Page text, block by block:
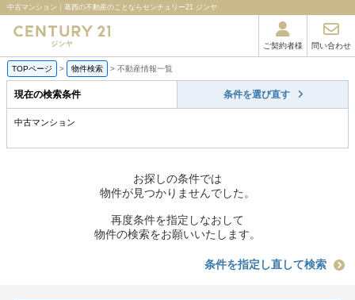
中古マンション｜葛西の不動産のことならセンチュリー21 ジンヤ
ご契約者様 問い合わせ
TOPページ > 物件検索 > 不動産情報一覧
現在の検索条件 条件を選び直す
中古マンション
お探しの条件では
物件が見つかりませんでした。
再度条件を指定しなおして
物件の検索をお願いいたします。
条件を指定し直して検索